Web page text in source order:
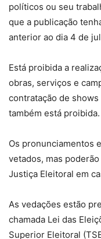
políticos ou seu
que a publicação
anterior ao dia 4 de
Está proibida a
obras, serviços e
contratação de
também está proibida.
Os pronunciamentos
vetados, mas
Justiça Eleitoral em
As vedações estão
chamada Lei das
Superior Eleitoral